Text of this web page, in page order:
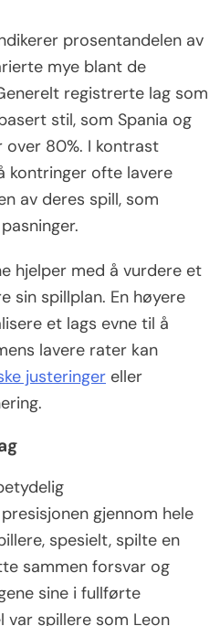
prosentandelen av
mye blant de
registrerte lag som
stil, som Spania og
over 80%. I kontrast
kontringer ofte lavere
av deres spill, som
hjelper med å vurdere et
sin spillplan. En høyere
et lags evne til å
lavere rater kan
justeringer eller
gjennom hele
spesielt, spilte en
sammen forsvar og
sine i fullførte
var spillere som Leon